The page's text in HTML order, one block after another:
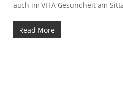
auch im VITA Gesundheit am
Read More